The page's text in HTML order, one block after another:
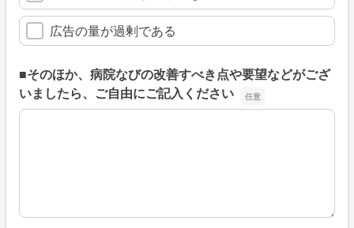
広告の量が過剰である
■そのほか、病院なびの改善すべき点や要望などがござ
いましたら、ご自由にご記入ください
■そのほか、病院なびの改善すべき点や要望などがござい